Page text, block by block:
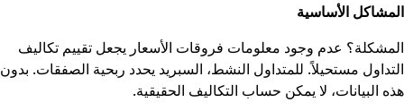
المشاكل الأساسية
المشكلة؟ عدم وجود معلومات فروقات الأسعار يجعل تقييم تكاليف
التداول مستحيلاً. للمتداول النشط، السبريد يحدد ربحية الصفقات. بدون
هذه البيانات، لا يمكن حساب التكاليف الحقيقية.